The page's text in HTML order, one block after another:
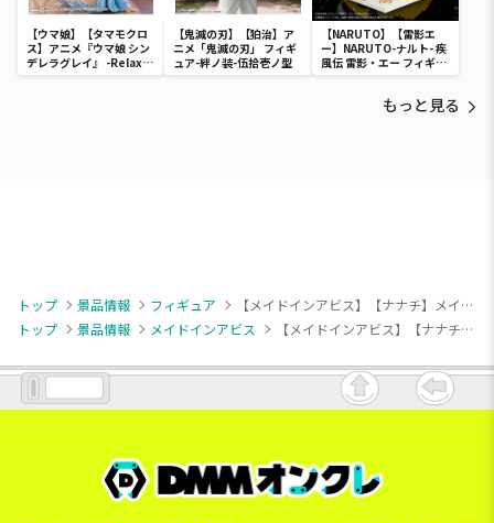
【ウマ娘】【タマモクロ
ス】アニメ『ウマ娘 シン
デレラグレイ』 -Relax
time-タマモクロス
【鬼滅の刃】【狛治】ア
ニメ「鬼滅の刃」 フィギ
ュア-絆ノ装-伍拾壱ノ型
【NARUTO】【雷影エ
ー】NARUTO-ナルト- 疾
風伝 雷影・エー フィギュ
ア～五影集結…!!～
もっと見る
トップ 景品情報 フィギュア
【メイドインアビス】【ナナチ】メイドインアビス 烈日の黄金郷 ソフビフィギュア～ナナチ～
トップ
景品情報 メイドインアビス 【メイドインアビス】【ナナチ】メイドインアビス 烈日の黄金郷 ソフビフィギュア～ナナチ～